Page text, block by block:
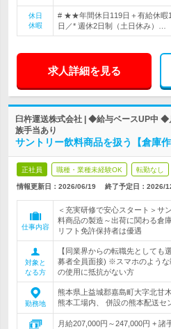
休日
休暇
# ★★年間休日119日＋有給休
日／* 週休2日制（土日休み）…
求人詳細を見る
臼杵運送株式会社 | ◆給与ベースUP中
族手当あり
サントリー飲料商品を扱う【倉庫
正社員 職種・業種未経験OK 転勤なし
情報更新日：2026/06/19 終了予定日： 2026/
仕事内容
＜充実研修で安心スタート＞サ
料商品の製造～出荷に関わる倉
リフト免許保持者は優遇
対象と
なる方
【同業界からの転職先として
募者全員面接) ※スマホのよう
の使用に抵抗がない方
勤務地
熊本県上益城郡嘉島町大字北甘
熊本工場内、 併設の熊本配送セ
月給207,000円～247,000円 +